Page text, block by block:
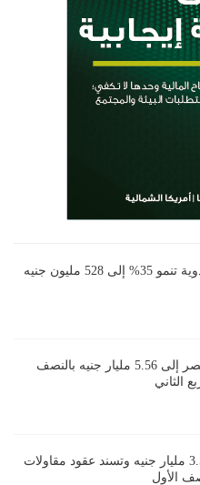
أرباح الإسكندرية للأدوية تنمو 35% إلى 528 مليون جنيه
ارتفاع أرباح إعمار مصر إلى 5.56 مليار جنيه بالنصف
الثاني
“مدينة مصر” تضخ 3.5 مليار جنيه وتسند عقود مقاولات